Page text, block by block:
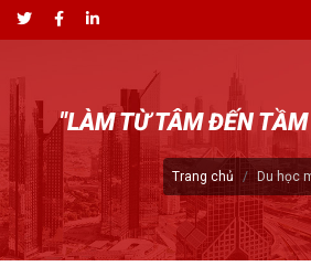
"LÀM TỪ TÂM ĐẾN
Trang chủ Du học